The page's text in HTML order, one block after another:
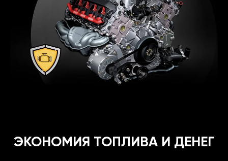
ЭКОНОМИЯ ТОПЛИВА И ДЕНЕГ